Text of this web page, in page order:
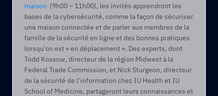
maison (9h00 – 11h00), les invités apprendront les
bases de la cybersécurité, comme la façon de sécuriser
une maison connectée et de parler aux membres de la
famille de la sécurité en ligne et des bonnes pratiques
lorsqu’on est « en déplacement ». Des experts, dont
Todd Kossow, directeur de la région Midwest à la
Federal Trade Commission, et Nick Sturgeon, directeur
de la sécurité de l’information chez IU Health et IU
School of Medicine, partageront leurs connaissances et